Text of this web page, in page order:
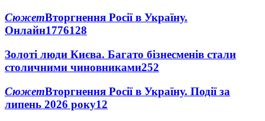
СюжетВторгнення Росії в Україну.
Онлайн1776128
Золоті люди Києва. Багато бізнесменів стали
столичними чиновниками252
СюжетВторгнення Росії в Україну. Події за
липень 2026 року12